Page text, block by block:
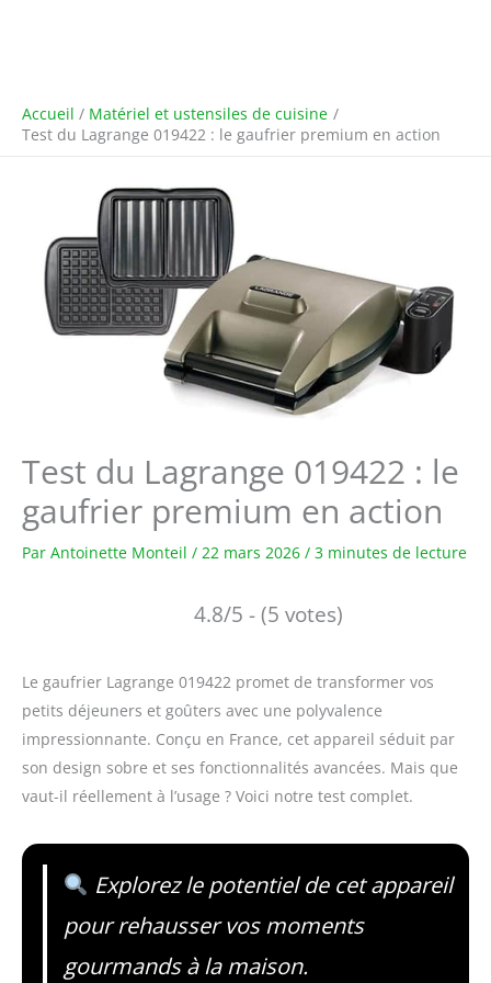
Accueil
Matériel et ustensiles de cuisine
Test du Lagrange 019422 : le gaufrier premium en action
Test du Lagrange 019422 : le
gaufrier premium en action
Par Antoinette Monteil / 22 mars 2026 / 3 minutes de lecture
4.8/5 - (5 votes)
Le gaufrier Lagrange 019422 promet de transformer vos
petits déjeuners et goûters avec une polyvalence
impressionnante. Conçu en France, cet appareil séduit par
son design sobre et ses fonctionnalités avancées. Mais que
vaut-il réellement à l’usage ? Voici notre test complet.
Explorez le potentiel de cet appareil
pour rehausser vos moments
gourmands à la maison.